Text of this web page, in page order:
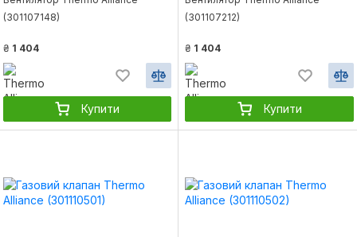
(301107148)
₴ 1 404
Купити
(301107212)
₴ 1 404
Купити